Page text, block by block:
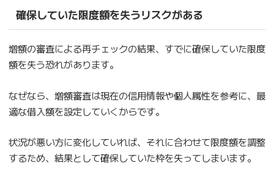
確保していた限度額を失うリスクがある
増額の審査による再チェックの結果、すでに確保していた限度
額を失う恐れがあります。
なぜなら、増額審査は現在の信用情報や個人属性を参考に、最
適な借入額を設定していくからです。
状況が悪い方に変化していれば、それに合わせて限度額を調整
するため、結果として確保していた枠を失ってしまいます。